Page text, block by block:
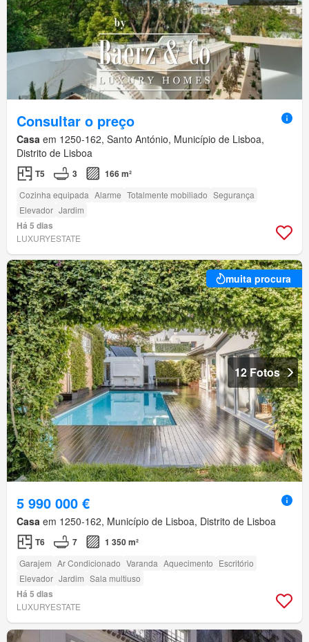
Consultar o preço
Casa em 1250-162, Santo António, Município de Lisboa,
Distrito de Lisboa
T5 3 166 m²
Cozinha equipada Alarme Totalmente mobiliado Segurança
Elevador Jardim
Há 5 dias
LUXURYESTATE
muita procura
12 Fotos
5 990 000 €
Casa em 1250-162, Município de Lisboa, Distrito de Lisboa
T6 7 1 350 m²
Garajem Ar Condicionado Varanda Aquecimento Escritório
Elevador Jardim Sala multiuso
Há 5 dias
LUXURYESTATE